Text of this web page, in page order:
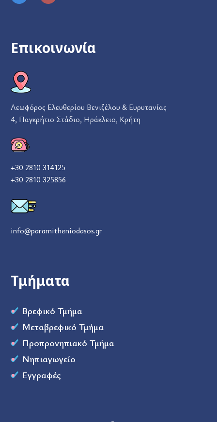
Επικοινωνία
Λεωφόρος Ελευθερίου Βενιζέλου & Ευρυτανίας
4, Παγκρήτιο Στάδιο, Ηράκλειο, Κρήτη
+30 2810 314125
+30 2810 325856
info@paramitheniodasos.gr
Τμήματα
Βρεφικό Τμήμα
Μεταβρεφικό Τμήμα
Προπρονηπιακό Τμήμα
Νηπιαγωγείο
Εγγραφές